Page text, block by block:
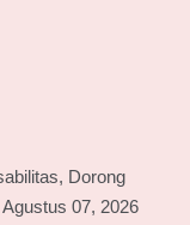
Dorong
07, 2026